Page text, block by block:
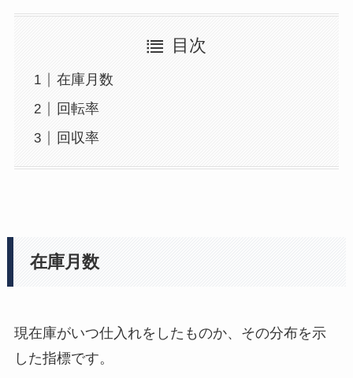
目次
在庫月数
回転率
回収率
在庫月数
現在庫がいつ仕入れをしたものか、その分布を示
した指標です。